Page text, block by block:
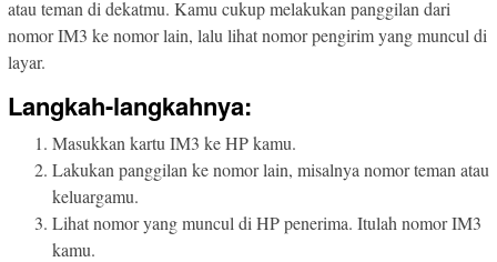
atau teman di dekatmu. Kamu cukup melakukan panggilan dari
nomor IM3 ke nomor lain, lalu lihat nomor pengirim yang muncul di
layar.
Langkah-langkahnya:
Masukkan kartu IM3 ke HP kamu.
Lakukan panggilan ke nomor lain, misalnya nomor teman atau
keluargamu.
Lihat nomor yang muncul di HP penerima. Itulah nomor IM3
kamu.